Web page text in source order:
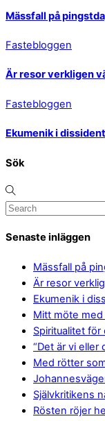
Mässfall på
Fastebloggen
Är resor verkligen
Fastebloggen
Ekumenik i
Sök
Senaste inläggen
Mässfall på
Är resor
Ekumenik i
Mitt möte med
Spiritualitet för
“Det är vi eller
Med rötter
Självkritikens
Rösten röjer